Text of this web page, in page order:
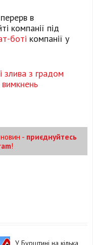
в
компанії під
боті компанії у
злива з градом
- приєднуйтесь
!
У Бурштині на кілька